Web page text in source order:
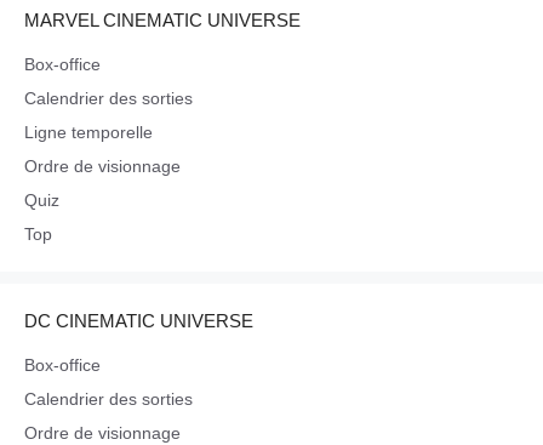
MARVEL CINEMATIC UNIVERSE
Box-office
Calendrier des sorties
Ligne temporelle
Ordre de visionnage
Quiz
Top
DC CINEMATIC UNIVERSE
Box-office
Calendrier des sorties
Ordre de visionnage